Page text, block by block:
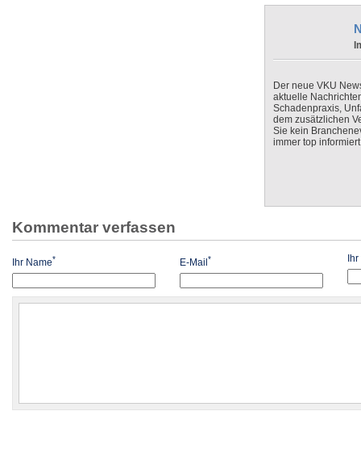
Der neue VKU
aktuelle
Schadenpraxis,
dem zusätzlichen
Sie kein
immer top
Kommentar verfassen
Ihr Name* E-Mail* Ihr